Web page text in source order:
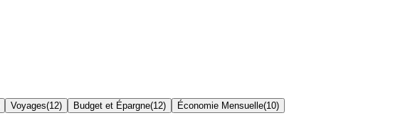
Voyages(12) Budget et Épargne(12) Économie Mensuelle(10)